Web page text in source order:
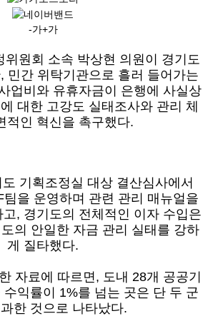
-가+가
위원회 소속 박상현 의원이 경기도
민간 위탁기관으로 흘러 들어가는
업비와 유휴자금이 은행에 사실상
대한 고강도 실태조사와 관리 체
적인 혁신을 촉구했다.
기획조정실 대상 결산심사에서
팀을 운영하며 관련 관리 매뉴얼을
, 경기도의 전체적인 이자 수입은
의 안일한 자금 관리 실태를 강하
게 질타했다.
자료에 따르면, 도내 28개 공공기
익률이 1%를 넘는 곳은 단 두 군
한 것으로 나타났다.